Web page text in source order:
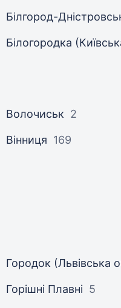
Білгород-
Білогородка
Волочиськ 2
Вінниця 169
Городок (Львівська
Горішні Плавні 5